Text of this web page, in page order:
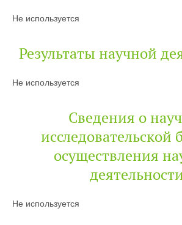
Не используется
Результаты научной
Не используется
Сведения о
исследовательской
осуществления
Не используется